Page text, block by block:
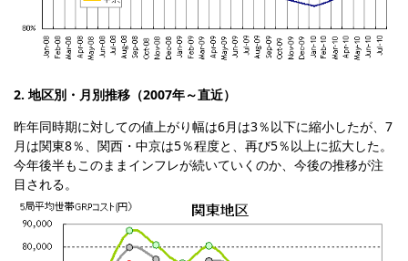
2. 地区別・月別推移（2007年～直近）
昨年同時期に対しての値上がり幅は6月は3％以下に縮小したが、7
月は関東8％、関西・中京は5％程度と、再び5％以上に拡大した。
今年後半もこのままインフレが続いていくのか、今後の推移が注
目される。